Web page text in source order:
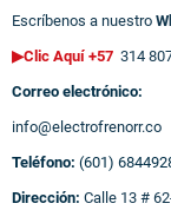
Escríbenos a nuestro
▶Clic Aquí +57 314
Correo electrónico:
info@electrofrenorr.co
Teléfono: (601)
Dirección: Calle 13 #